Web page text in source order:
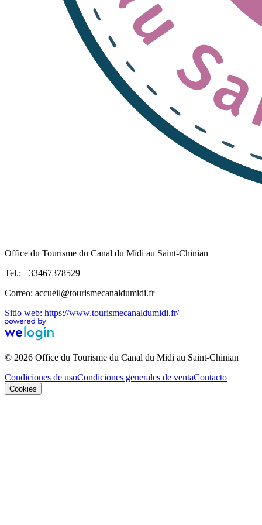
Office du Tourisme du Canal du Midi au Saint-Chinian
Tel.: +33467378529
Correo: accueil@tourismecanaldumidi.fr
Sitio web: https://www.tourismecanaldumidi.fr/
© 2026 Office du Tourisme du Canal du Midi au Saint-Chinian
Condiciones de usoCondiciones generales de ventaContacto
Cookies